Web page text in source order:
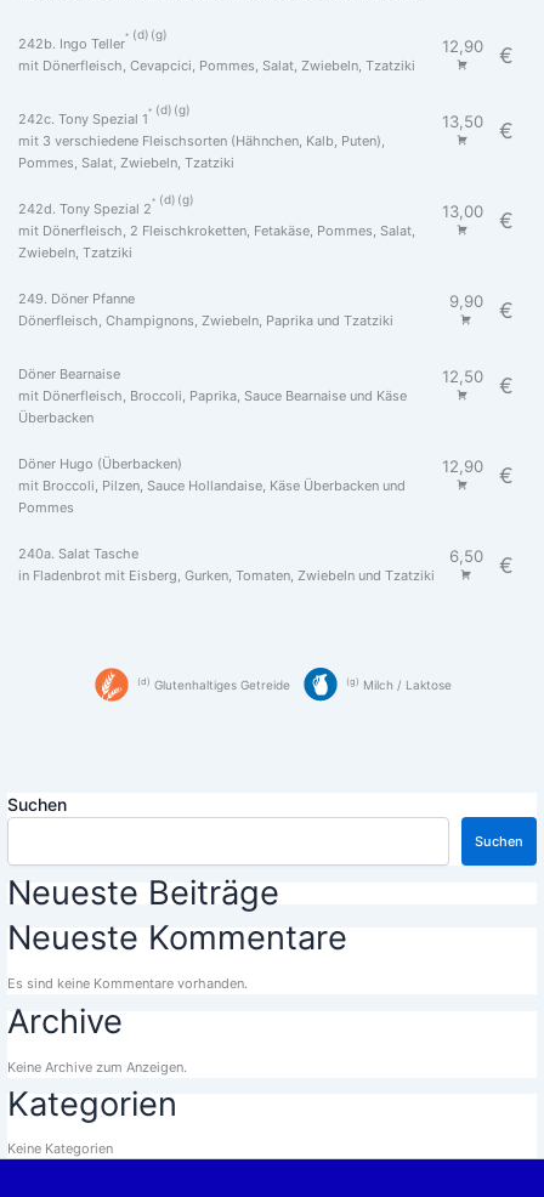
242b. Ingo Teller
d g
12,90 €
mit Dönerfleisch, Cevapcici, Pommes, Salat, Zwiebeln, Tzatziki
242c. Tony Spezial 1
d g
13,50 €
mit 3 verschiedene Fleischsorten (Hähnchen, Kalb, Puten),
Pommes, Salat, Zwiebeln, Tzatziki
242d. Tony Spezial 2
d g
13,00 €
mit Dönerfleisch, 2 Fleischkroketten, Fetakäse, Pommes, Salat,
Zwiebeln, Tzatziki
249. Döner Pfanne 9,90 €
Dönerfleisch, Champignons, Zwiebeln, Paprika und Tzatziki
Döner Bearnaise 12,50 €
mit Dönerfleisch, Broccoli, Paprika, Sauce Bearnaise und Käse
Überbacken
Döner Hugo (Überbacken) 12,90 €
mit Broccoli, Pilzen, Sauce Hollandaise, Käse Überbacken und
Pommes
240a. Salat Tasche 6,50 €
in Fladenbrot mit Eisberg, Gurken, Tomaten, Zwiebeln und Tzatziki
d Glutenhaltiges Getreide g Milch / Laktose
Suchen
Suchen
Neueste Beiträge
Neueste Kommentare
Es sind keine Kommentare vorhanden.
Archive
Keine Archive zum Anzeigen.
Kategorien
Keine Kategorien